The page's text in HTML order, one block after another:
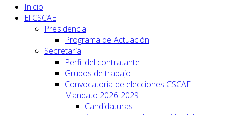
Inicio
El CSCAE
Presidencia
Programa de Actuación
Secretaría
Perfil del contratante
Grupos de trabajo
Convocatoria de elecciones CSCAE -
Mandato 2026-2029
Candidaturas